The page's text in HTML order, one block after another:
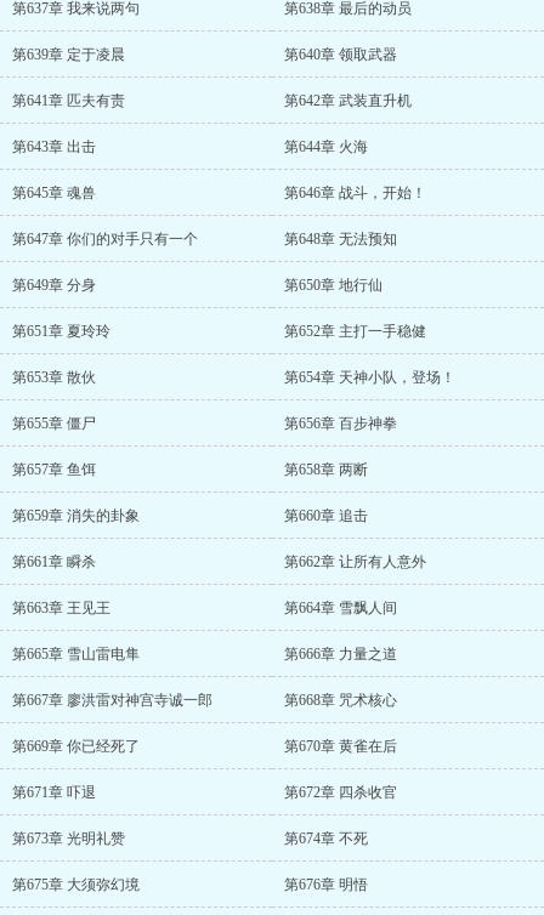
第637章 我来说两句 第638章 最后的动员
第639章 定于凌晨 第640章 领取武器
第641章 匹夫有责 第642章 武装直升机
第643章 出击 第644章 火海
第645章 魂兽 第646章 战斗，开始！
第647章 你们的对手只有一个 第648章 无法预知
第649章 分身 第650章 地行仙
第651章 夏玲玲 第652章 主打一手稳健
第653章 散伙 第654章 天神小队，登场！
第655章 僵尸 第656章 百步神拳
第657章 鱼饵 第658章 两断
第659章 消失的卦象 第660章 追击
第661章 瞬杀 第662章 让所有人意外
第663章 王见王 第664章 雪飘人间
第665章 雪山雷电隼 第666章 力量之道
第667章 廖洪雷对神宫寺诚一郎 第668章 咒术核心
第669章 你已经死了 第670章 黄雀在后
第671章 吓退 第672章 四杀收官
第673章 光明礼赞 第674章 不死
第675章 大须弥幻境 第676章 明悟